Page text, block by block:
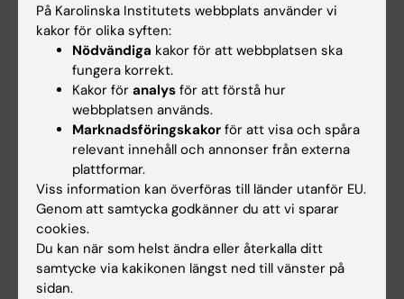
Nyheter
Kalender
Student
Schema
Studentmejlen
Kurs- och programwebbar
Student på KI
På Karolinska Institutets webbplats använder vi
kakor för olika syften:
Nödvändiga kakor för att webbplatsen ska
fungera korrekt.
Kakor för analys för att förstå hur
webbplatsen används.
Marknadsföringskakor för att visa och spåra
relevant innehåll och annonser från externa
plattformar.
Viss information kan överföras till länder utanför EU.
Genom att samtycka godkänner du att vi sparar
cookies.
Du kan när som helst ändra eller återkalla ditt
samtycke via kakikonen längst ned till vänster på
sidan.